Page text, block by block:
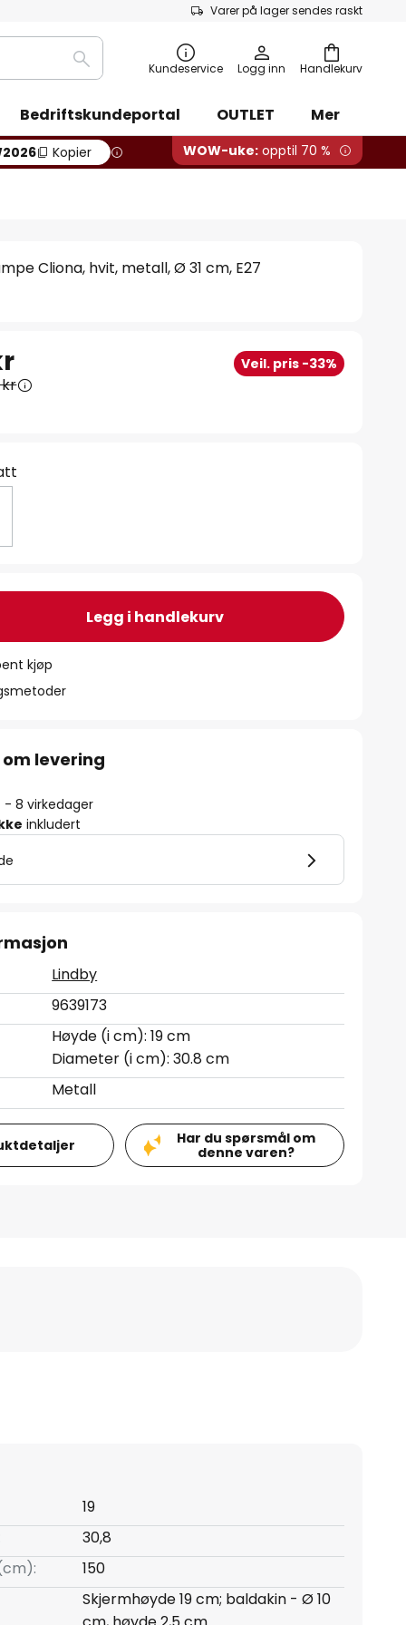
Varer på lager sendes raskt
Handlekurv
Søk Kundeservice Logg inn
Bedriftskundeportal OUTLET
Mer
Kopier WOW-uke: opptil 70 %
Cliona, hvit, metall, Ø 31 cm, E27
Veil. pris -33%
kr
Legg i handlekurv
kjøp
levering
- 8 virkedager
inkludert
Lindby
9639173
Høyde (i cm): 19 cm
Diameter (i cm): 30.8 cm
Metall
Har du spørsmål om
denne varen?
19
30,8
150
Skjermhøyde 19 cm; baldakin - Ø 10